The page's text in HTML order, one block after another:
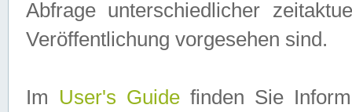
Abfrage unterschiedlicher
Veröffentlichung vorgesehen sind.
Im User's Guidefinden Sie